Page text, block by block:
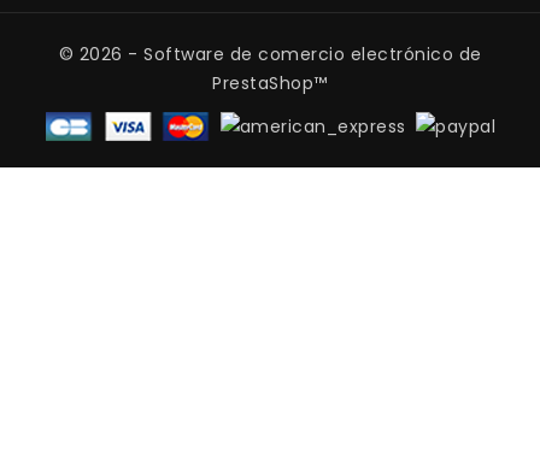
© 2026 - Software de comercio electrónico de
PrestaShop™